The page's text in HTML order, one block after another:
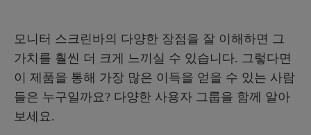
모니터 스크린바의 다양한 장점을 잘 이해하면 그
가치를 훨씬 더 크게 느끼실 수 있습니다. 그렇다면
이 제품을 통해 가장 많은 이득을 얻을 수 있는 사람
들은 누구일까요? 다양한 사용자 그룹을 함께 알아
보세요.